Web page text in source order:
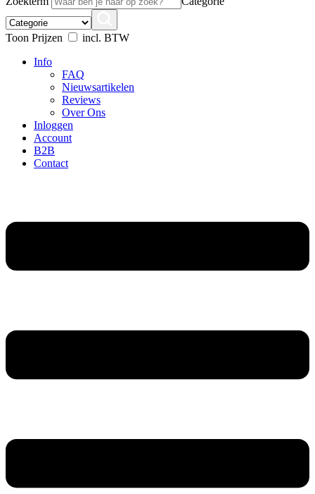
Toon Prijzen
incl. BTW
Info
FAQ
Nieuwsartikelen
Reviews
Over Ons
Inloggen
Account
B2B
Contact